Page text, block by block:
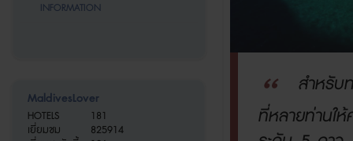
INFORMATION
MaldivesLover
HOTELS
181
เยี่ยมชม
825914
สำหรับ
ที่หลายท่านใ